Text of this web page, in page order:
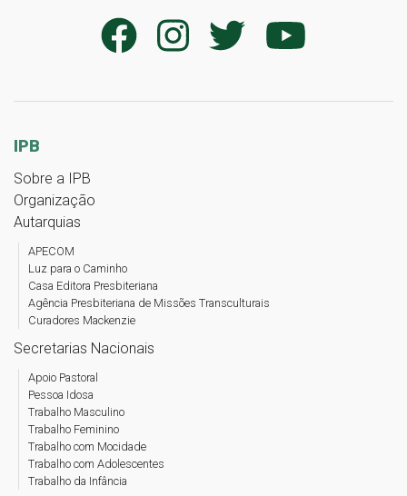
IPB
Sobre a IPB
Organização
Autarquias
APECOM
Luz para o Caminho
Casa Editora Presbiteriana
Agência Presbiteriana de Missões Transculturais
Curadores Mackenzie
Secretarias Nacionais
Apoio Pastoral
Pessoa Idosa
Trabalho Masculino
Trabalho Feminino
Trabalho com Mocidade
Trabalho com Adolescentes
Trabalho da Infância